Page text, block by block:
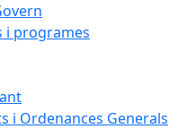
i programes
i Ordenances Generals